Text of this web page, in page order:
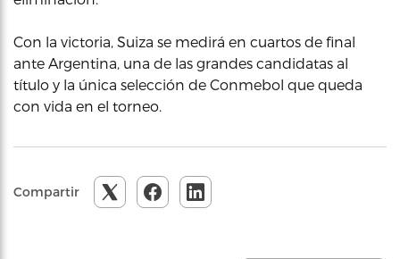
Con la victoria, Suiza se medirá en cuartos de final
ante Argentina, una de las grandes candidatas al
título y la única selección de Conmebol que queda
con vida en el torneo.
Compartir